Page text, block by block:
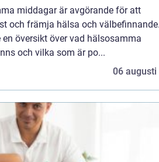
middagar är avgörande för att
och främja hälsa och
översikt över vad hälsosamma
och vilka som är po...
06 augusti